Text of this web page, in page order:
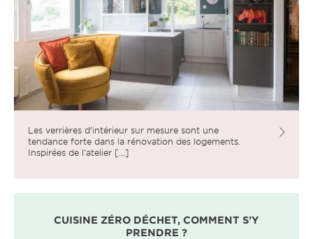
Les verrières d’intérieur sur mesure sont une
tendance forte dans la rénovation des logements.
Inspirées de l'atelier [...]
CUISINE ZÉRO DÉCHET, COMMENT S’Y
PRENDRE ?